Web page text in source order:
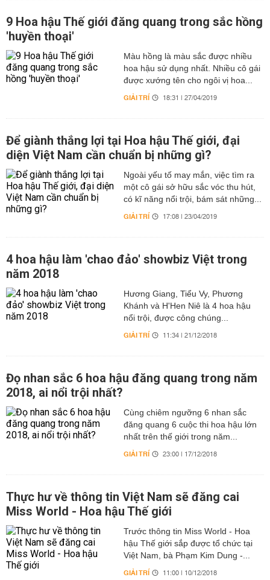
9 Hoa hậu Thế giới đăng quang trong sắc hồng
'huyền thoại'
Màu hồng là màu sắc được nhiều
hoa hậu sử dụng nhất. Nhiều cô gái
được xướng tên cho ngôi vị hoa...
GIẢI TRÍ 18:31 | 27/04/2019
Để giành thắng lợi tại Hoa hậu Thế giới, đại
diện Việt Nam cần chuẩn bị những gì?
Ngoài yếu tố may mắn, việc tìm ra
một cô gái sở hữu sắc vóc thu hút,
có kĩ năng nổi trội, bám sát những...
GIẢI TRÍ 17:08 | 23/04/2019
4 hoa hậu làm 'chao đảo' showbiz Việt trong
năm 2018
Hương Giang, Tiểu Vy, Phương
Khánh và H'Hen Niê là 4 hoa hậu
nổi trội, được công chúng...
GIẢI TRÍ 11:34 | 21/12/2018
Đọ nhan sắc 6 hoa hậu đăng quang trong năm
2018, ai nổi trội nhất?
Cùng chiêm ngưỡng 6 nhan sắc
đăng quang 6 cuộc thi hoa hậu lớn
nhất trên thế giới trong năm...
GIẢI TRÍ 23:00 | 17/12/2018
Thực hư về thông tin Việt Nam sẽ đăng cai
Miss World - Hoa hậu Thế giới
Trước thông tin Miss World - Hoa
hậu Thế giới sắp được tổ chức tại
Việt Nam, bà Phạm Kim Dung -...
GIẢI TRÍ 11:00 | 10/12/2018